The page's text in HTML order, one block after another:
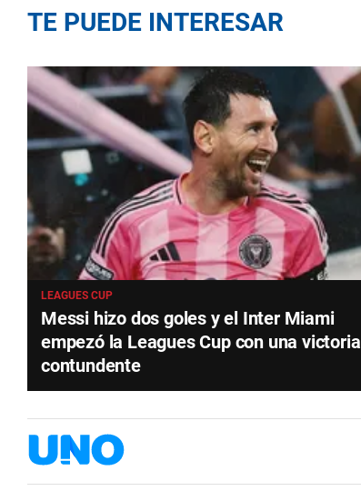
TE PUEDE INTERESAR
LEAGUES CUP
Messi hizo dos goles y el Inter Miami
empezó la Leagues Cup con una victoria
contundente